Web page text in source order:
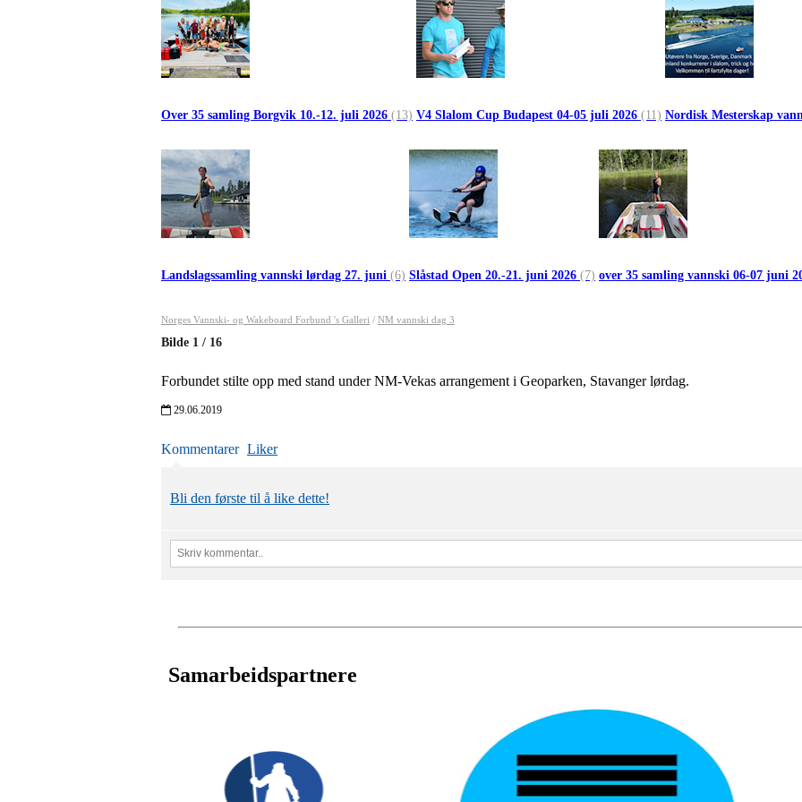
Over 35 samling Borgvik 10.-12. juli 2026 (13) V4 Slalom Cup Budapest 04-05 juli 2026 (11) Nordisk Mesterskap
Landslagssamling vannski lørdag 27. juni (6) Slåstad Open 20.-21. juni 2026 (7) over 35 samling vannski 06-07 juni
Norges Vannski- og Wakeboard Forbund 's Galleri / NM vannski dag 3
Bilde 1 / 16
Forbundet stilte opp med stand under NM-Vekas arrangement i Geoparken, Stavanger lørdag.
29.06.2019
Kommentarer Liker
Bli den første til å like dette!
Samarbeidspartnere